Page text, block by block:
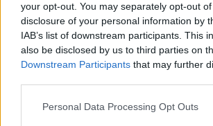
your opt-out. You may separately opt-out
disclosure of your personal information by
IAB’s list of downstream participants. This
also be disclosed by us to third parties on
Downstream Participants that may further
Please note that this website/app uses one
Personal Data Processing Opt Outs